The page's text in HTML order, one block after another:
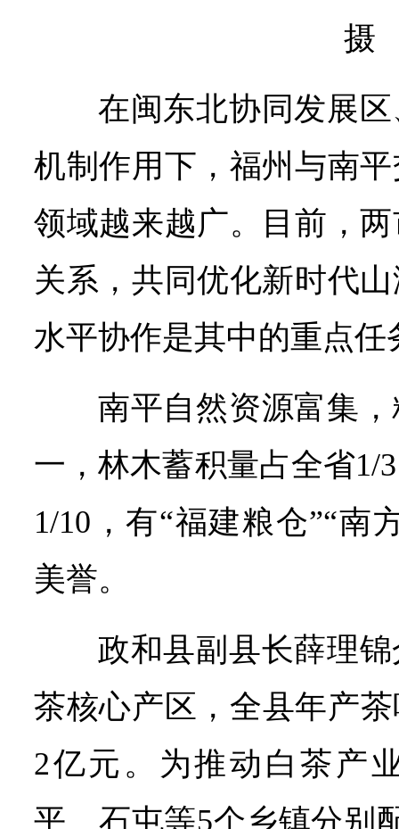
摄
在闽东北协同发展
机制作用下，福州与南
领域越来越广。目前，
关系，共同优化新时代
水平协作是其中的重点任
南平自然资源富集
一，林木蓄积量占全省1/
1/10，有“福建粮仓”“南
美誉。
政和县副县长薛理
茶核心产区，全县年产
2亿元。为推动白茶产
平、石屯等5个乡镇分别